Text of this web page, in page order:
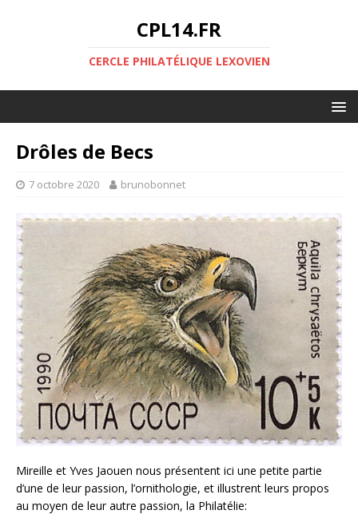
CPL14.FR
CERCLE PHILATÉLIQUE LEXOVIEN
Drôles de Becs
7 octobre 2020 brunobonnet
Mireille et Yves Jaouen nous présentent ici une petite partie
d’une de leur passion, l’ornithologie, et illustrent leurs propos
au moyen de leur autre passion, la Philatélie: